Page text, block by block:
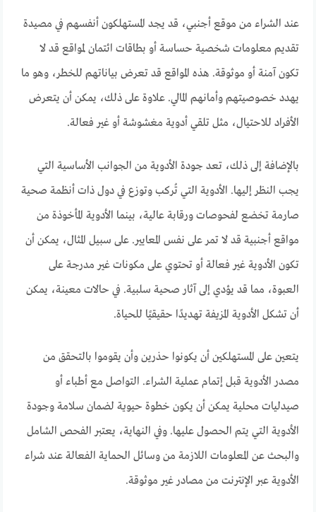
عند الشراء من موقع أجنبي، قد يجد المستهلكون أنفسهم في مصيدة
تقديم معلومات شخصية حساسة أو بطاقات ائتمان لمواقع قد لا
تكون آمنة أو موثوقة. هذه المواقع قد تعرض بياناتهم للخطر، وهو ما
يهدد خصوصيتهم وأمانهم المالي. علاوة على ذلك، يمكن أن يتعرض
الأفراد للاحتيال، مثل تلقي أدوية مغشوشة أو غير فعالة.
بالإضافة إلى ذلك، تعد جودة الأدوية من الجوانب الأساسية التي
يجب النظر إليها. الأدوية التي تُركب وتوزع في دول ذات أنظمة صحية
صارمة تخضع لفحوصات ورقابة عالية، بينما الأدوية المأخوذة من
مواقع أجنبية قد لا تمر على نفس المعايير. على سبيل المثال، يمكن أن
تكون الأدوية غير فعالة أو تحتوي على مكونات غير مدرجة على
العبوة، مما قد يؤدي إلى آثار صحية سلبية. في حالات معينة، يمكن
أن تشكل الأدوية المزيفة تهديدًا حقيقيًا للحياة.
يتعين على المستهلكين أن يكونوا حذرين وأن يقوموا بالتحقق من
مصدر الأدوية قبل إتمام عملية الشراء. التواصل مع أطباء أو
صيدليات محلية يمكن أن يكون خطوة حيوية لضمان سلامة وجودة
الأدوية التي يتم الحصول عليها. وفي النهاية، يعتبر الفحص الشامل
والبحث عن المعلومات اللازمة من وسائل الحماية الفعالة عند شراء
الأدوية عبر الإنترنت من مصادر غير موثوقة.